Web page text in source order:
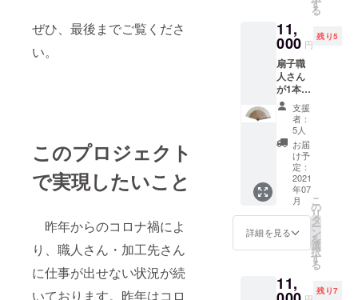
ぜひ、最後までご覧くださ
い。
このプロジェクト
で実現したいこと
昨年からのコロナ禍によ
り、職人さん・加工先さん
に仕事が出せない状況が続
いております。昨年はコロ
す。 通
常価格
5830円
（定価
4500円
+送料
800円
+消費
税）
【白竹
紳士扇
子・市
松模様
に刷毛
引き／
裏面漆
喰塗
り】※素
日本 ●
扇面：
だけま
したの
で２０
本、リ
ターン
品追加
させて
いただ
きまし
た！ 扇
子職人
さんが1
本1本丁
寧にお
仕立て
した京
都製の
す。 通
常価格
す
る
11,
000 円
残り5
扇子職
人さん
が1本1
本丁寧
にお仕
立てし
た京都
製の京
扇子を
お届け
しま
す。 通
常価格
14080
円（定
価
円+送料
800円
支援
者：
5人
お届
け予
定：
2021
年07
月
詳細を見る
こ
の
リ
タ
ー
ン
を
選
択
す
る
11, 残り7